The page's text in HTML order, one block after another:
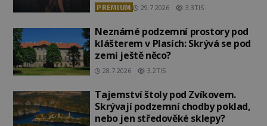
PREMIUM 29.7.2026 3.3TIS
Neznámé podzemní prostory pod
klášterem v Plasích: Skrývá se pod
zemí ještě něco?
28.7.2026 3.2TIS
Tajemství štoly pod Zvíkovem.
Skrývají podzemní chodby poklad,
nebo jen středověké sklepy?